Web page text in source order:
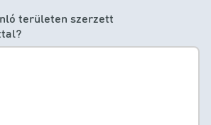
területen szerzett